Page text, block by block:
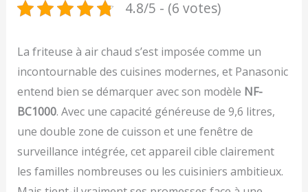
4.8/5 - (6 votes)
La friteuse à air chaud s’est imposée comme un
incontournable des cuisines modernes, et Panasonic
entend bien se démarquer avec son modèle NF-
BC1000. Avec une capacité généreuse de 9,6 litres,
une double zone de cuisson et une fenêtre de
surveillance intégrée, cet appareil cible clairement
les familles nombreuses ou les cuisiniers ambitieux.